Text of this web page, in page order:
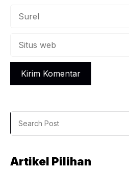
Artikel Pilihan